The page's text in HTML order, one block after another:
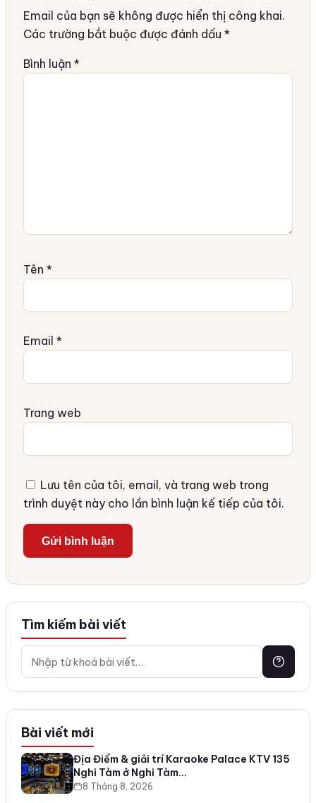
Email của bạn sẽ không được hiển thị công khai.
Các trường bắt buộc được đánh dấu *
Bình luận *
Tên *
Email *
Trang web
Lưu tên của tôi, email, và trang web trong
trình duyệt này cho lần bình luận kế tiếp của tôi.
Tìm kiếm bài viết
Bài viết mới
Địa Điểm & giải trí Karaoke Palace KTV 135
Nghi Tàm ở Nghi Tàm…
8 Tháng 8, 2026